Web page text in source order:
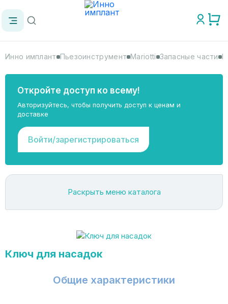
Инно имплант Пьезоинструмент Mariotti Запасные части
Откройте доступ ко всему!
Авторизуйтесь, чтобы получить доступ к ценам и
доставке
Войти/зарегистрироваться
Раскрыть меню каталога
Ключ для насадок
Общие характеристики